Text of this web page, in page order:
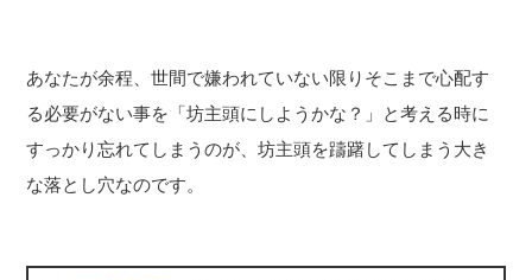
あなたが余程、世間で嫌われていない限りそこまで心配す
る必要がない事を「坊主頭にしようかな？」と考える時に
すっかり忘れてしまうのが、坊主頭を躊躇してしまう大き
な落とし穴なのです。